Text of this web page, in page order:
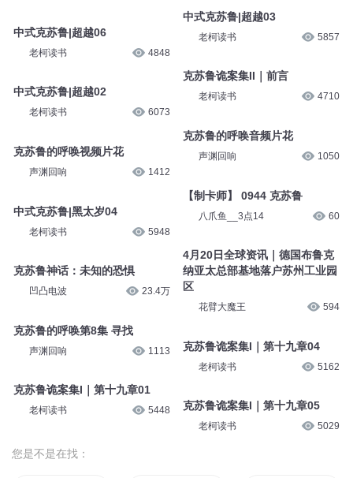
中式克苏鲁|超越06
老柯读书 4848
中式克苏鲁|超越02
老柯读书 6073
克苏鲁的呼唤视频片花
声渊回响 1412
中式克苏鲁|黑太岁04
老柯读书 5948
克苏鲁神话：未知的恐惧
凹凸电波 23.4万
克苏鲁的呼唤第8集 寻找
声渊回响 1113
克苏鲁诡案集I｜第十九章01
老柯读书 5448
中式克苏鲁|超越03
老柯读书 5857
克苏鲁诡案集II｜前言
老柯读书 4710
克苏鲁的呼唤音频片花
声渊回响 1050
【制卡师】 0944 克苏鲁
八爪鱼__3点14 60
4月20日全球资讯｜德国布鲁克
纳亚太总部基地落户苏州工业园
区
花臂大魔王 594
克苏鲁诡案集I｜第十九章04
老柯读书 5162
克苏鲁诡案集I｜第十九章05
老柯读书 5029
您是不是在找：